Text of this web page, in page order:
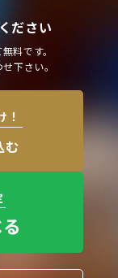
ださい
料です。
下さい。
！
む